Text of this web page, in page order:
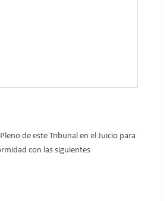
de este Tribunal en el Juicio para
con las siguientes